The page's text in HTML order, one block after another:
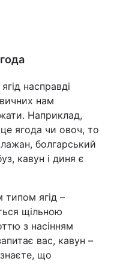
насправді
нам
Наприклад,
ягода чи овоч, то
болгарський
кавун і диня є
типом ягід –
щільною
з насінням
вас, кавун –
що